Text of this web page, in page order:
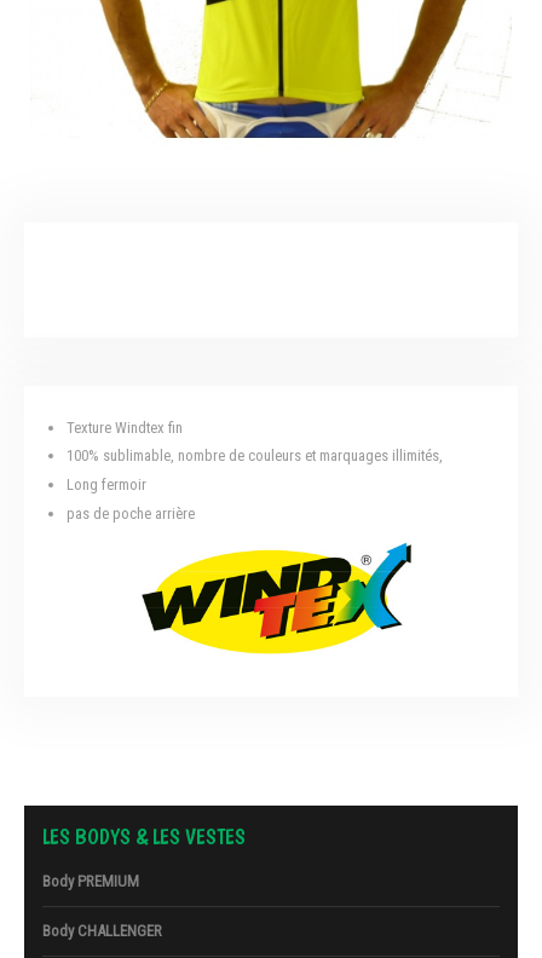
Texture Windtex fin
100% sublimable, nombre de couleurs et marquages illimités,
Long fermoir
pas de poche arrière
LES BODYS & LES VESTES
Body PREMIUM
Body CHALLENGER